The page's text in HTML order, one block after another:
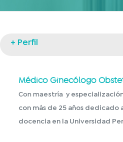
+ Perfil
Médico Ginecólogo
Con maestría y
con más de 25 años dedicado
docencia en la Universidad